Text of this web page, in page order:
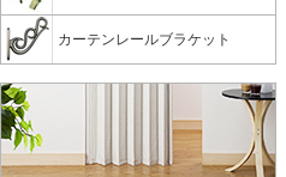
カーテンレールブラケット